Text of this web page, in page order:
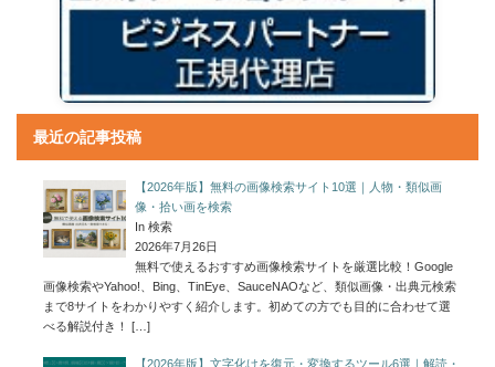
最近の記事投稿
【2026年版】無料の画像検索サイト10選｜人物・類似画
像・拾い画を検索
In 検索
2026年7月26日
無料で使えるおすすめ画像検索サイトを厳選比較！Google
画像検索やYahoo!、Bing、TinEye、SauceNAOなど、類似画像・出典元検索
まで8サイトをわかりやすく紹介します。初めての方でも目的に合わせて選
べる解説付き！
[…]
【2026年版】文字化けを復元・変換するツール6選｜解読・